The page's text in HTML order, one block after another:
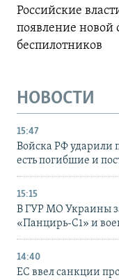
Российские
появление
беспилотников
НОВОСТИ
15:47
Войска РФ ударили
есть погибшие и
15:15
В ГУР МО Украины
«Панцирь-С1» и
14:40
ЕС ввел санкции